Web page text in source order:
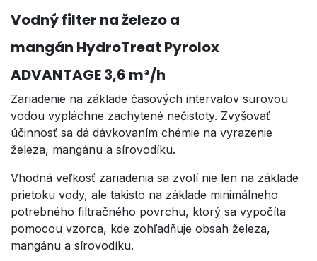
Vodný filter na železo a
mangán HydroTreat Pyrolox
ADVANTAGE 3,6 m³/h
Zariadenie na základe časových intervalov surovou
vodou vypláchne zachytené nečistoty. Zvyšovať
účinnosť sa dá dávkovaním chémie na vyrazenie
železa, mangánu a sírovodíku.
Vhodná veľkosť zariadenia sa zvolí nie len na základe
prietoku vody, ale takisto na základe minimálneho
potrebného filtračného povrchu, ktorý sa vypočíta
pomocou vzorca, kde zohľadňuje obsah železa,
mangánu a sírovodíku.